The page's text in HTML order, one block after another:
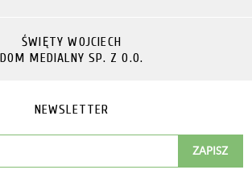
ŚWIĘTY WOJCIECH
DOM MEDIALNY SP. Z O.O.
NEWSLETTER